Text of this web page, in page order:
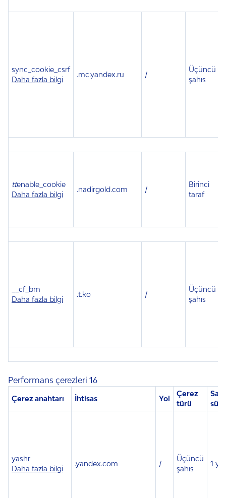
sync_cookie_csrf
Daha fazla bilgi
.mc.yandex.ru /
Üçüncü
şahıs
ttenable_cookie
Daha fazla bilgi
.nadirgold.com /
Birinci
taraf
__cf_bm
Daha fazla bilgi
.t.ko /
Üçüncü
şahıs
Performans çerezleri 16
Çerez anahtarı İhtisas Yol
Çerez
türü
yashr
Daha fazla bilgi
.yandex.com /
Üçüncü
şahıs
1 yıl